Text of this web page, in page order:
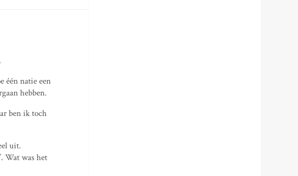
één natie een
hebben.
ben ik toch
uit.
Wat was het